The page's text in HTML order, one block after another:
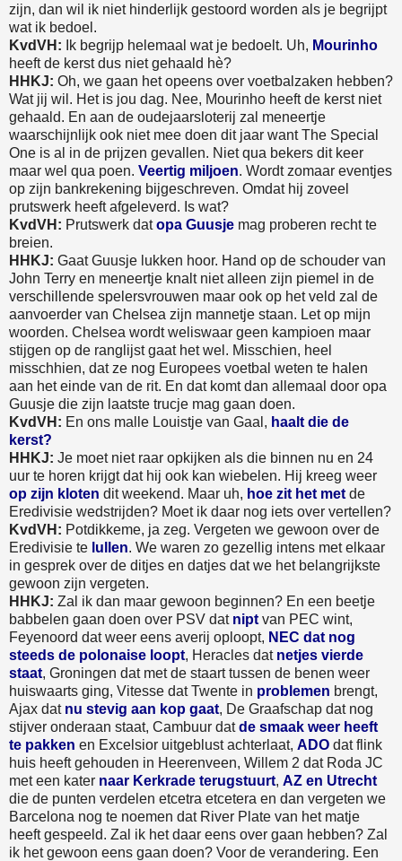
zijn, dan wil ik niet hinderlijk gestoord worden als je begrijpt
wat ik bedoel.
KvdVH: Ik begrijp helemaal wat je bedoelt. Uh, Mourinho
heeft de kerst dus niet gehaald hè?
HHKJ: Oh, we gaan het opeens over voetbalzaken hebben?
Wat jij wil. Het is jou dag. Nee, Mourinho heeft de kerst niet
gehaald. En aan de oudejaarsloterij zal meneertje
waarschijnlijk ook niet mee doen dit jaar want The Special
One is al in de prijzen gevallen. Niet qua bekers dit keer
maar wel qua poen. Veertig miljoen. Wordt zomaar eventjes
op zijn bankrekening bijgeschreven. Omdat hij zoveel
prutswerk heeft afgeleverd. Is wat?
KvdVH: Prutswerk datopa Guusje mag proberen recht te
breien.
HHKJ: Gaat Guusje lukken hoor. Hand op de schouder van
John Terry en meneertje knalt niet alleen zijn piemel in de
verschillende spelersvrouwen maar ook op het veld zal de
aanvoerder van Chelsea zijn mannetje staan. Let op mijn
woorden. Chelsea wordt weliswaar geen kampioen maar
stijgen op de ranglijst gaat het wel. Misschien, heel
misschhien, dat ze nog Europees voetbal weten te halen
aan het einde van de rit. En dat komt dan allemaal door opa
Guusje die zijn laatste trucje mag gaan doen.
KvdVH: En ons malle Louistje van Gaal, haalt die de
kerst?
HHKJ: Je moet niet raar opkijken als die binnen nu en 24
uur te horen krijgt dat hij ook kan wiebelen. Hij kreeg weer
op zijn kloten dit weekend. Maar uh, hoe zit het met de
Eredivisie wedstrijden? Moet ik daar nog iets over vertellen?
KvdVH: Potdikkeme, ja zeg. Vergeten we gewoon over de
Eredivisie te lullen. We waren zo gezellig intens met elkaar
in gesprek over de ditjes en datjes dat we het belangrijkste
gewoon zijn vergeten.
HHKJ: Zal ik dan maar gewoon beginnen? En een beetje
babbelen gaan doen over PSV dat nipt van PEC wint,
Feyenoord dat weer eens averij oploopt, NEC dat nog
steeds de polonaise loopt, Heracles dat netjes vierde
staat, Groningen dat met de staart tussen de benen weer
huiswaarts ging, Vitesse dat Twente in problemen brengt,
Ajax dat nu stevig aan kop gaat, De Graafschap dat nog
stijver onderaan staat, Cambuur datde smaak weer heeft
te pakken en Excelsior uitgeblust achterlaat, ADO dat flink
huis heeft gehouden in Heerenveen, Willem 2 dat Roda JC
met een kater naar Kerkrade terugstuurt, AZ en Utrecht
die de punten verdelen etcetra etcetera en dan vergeten we
Barcelona nog te noemen dat River Plate van het matje
heeft gespeeld. Zal ik het daar eens over gaan hebben? Zal
ik het gewoon eens gaan doen? Voor de verandering. Een